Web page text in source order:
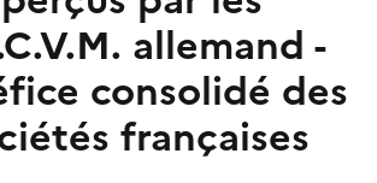
allemand -
consolidé des
françaises